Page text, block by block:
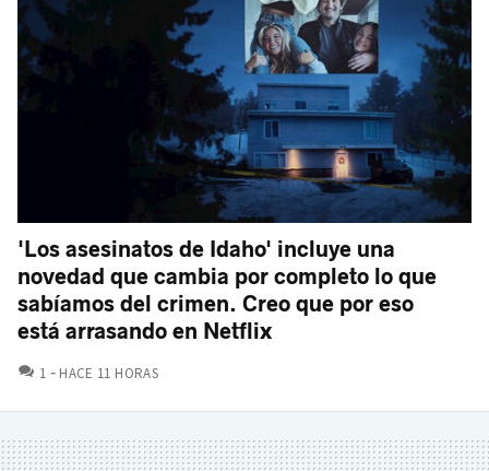
'Los asesinatos de Idaho' incluye una
novedad que cambia por completo lo que
sabíamos del crimen. Creo que por eso
está arrasando en Netflix
1 COMENTARIOS
HACE 11 HORAS